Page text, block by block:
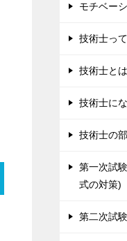
モチベー
技術士っ
技術士とは
技術士に
技術士の
第一次試
式の対策)
第二次試